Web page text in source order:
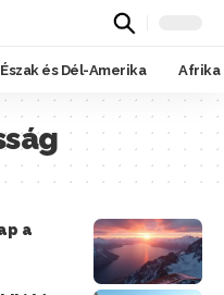
Észak és Dél-Amerika Afrika
a